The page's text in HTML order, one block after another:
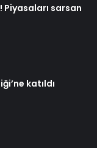
Piyasaları sarsan
katıldı